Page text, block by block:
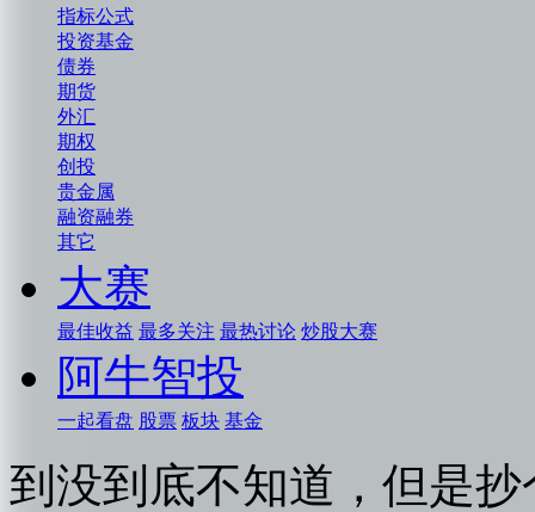
指标公式
投资基金
债券
期货
外汇
期权
创投
贵金属
融资融券
其它
大赛
最佳收益 最多关注 最热讨论 炒股大赛
阿牛智投
一起看盘 股票 板块 基金
到没到底不知道，但是